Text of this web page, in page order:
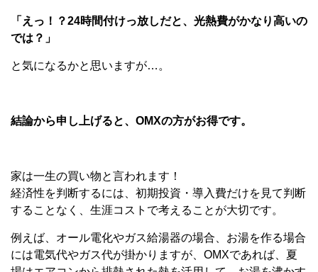
「えっ！？24時間付けっ放しだと、光熱費がかなり高いの
では？」
と気になるかと思いますが…。
結論から申し上げると、OMXの方がお得です。
家は一生の買い物と言われます！
経済性を判断するには、初期投資・導入費だけを見て判断
することなく、生涯コストで考えることが大切です。
例えば、オール電化やガス給湯器の場合、お湯を作る場合
には電気代やガス代が掛かりますが、OMXであれば、夏